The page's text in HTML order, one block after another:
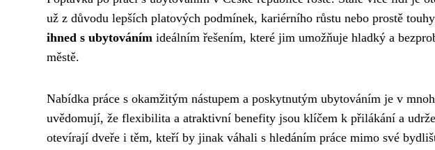
už z důvodu lepších platových podmínek, kariérního růstu nebo prostě
ihned s ubytováním ideálním řešením, které jim umožňuje hladký a
městě.
Nabídka práce s okamžitým nástupem a poskytnutým ubytováním je v
uvědomují, že flexibilita a atraktivní benefity jsou klíčem k přilákání a
otevírají dveře i těm, kteří by jinak váhali s hledáním práce mimo své